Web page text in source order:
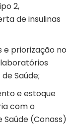
2,
de insulinas
e priorização no
Saúde;
e estoque
com o
Saúde (Conass)